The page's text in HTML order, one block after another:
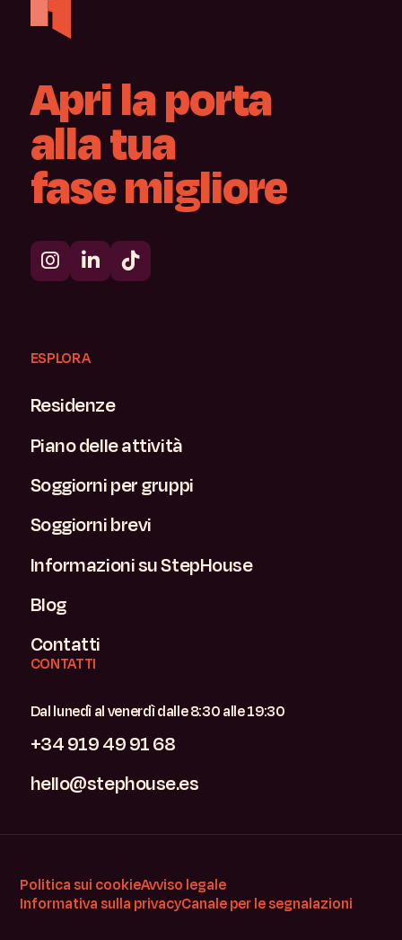
Aprilaporta
allatua
fasemigliore
ESPLORA
Residenze
Piano delle attività
Soggiorni per gruppi
Soggiorni brevi
Informazioni su StepHouse
Blog
Contatti
CONTATTI
Dal lunedì al venerdì dalle 8:30 alle 19:30
+34 919 49 91 68
hello@stephouse.es
Politica sui cookieAvviso legale
Informativa sulla privacyCanale per le segnalazioni